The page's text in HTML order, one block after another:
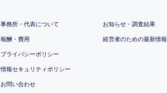
事務所・代表について
報酬・費用
プライバシーポリシー
情報セキュリティポリシー
お問い合わせ
お知らせ・調査結果
経営者のための最新情報